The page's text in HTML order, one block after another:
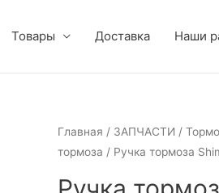
Товары Доставка Наши
Главная / ЗАПЧАСТИ /
тормоза / Ручка тормоза